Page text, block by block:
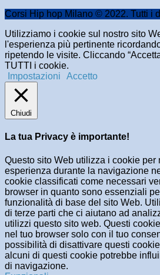
Corsi Hip hop Milano © 2022. Tutti i
Utilizziamo i cookie sul nostro sito
l'esperienza più pertinente
ripetendo le visite. Cliccando
TUTTI i cookie.
Impostazioni
Accetto
Chiudi
La tua Privacy è importante!
Questo sito Web utilizza i cookie per
esperienza durante la navigazione
cookie classificati come necessari
browser in quanto sono essenziali
funzionalità di base del sito Web.
di terze parti che ci aiutano ad
utilizzi questo sito web. Questi
nel tuo browser solo con il tuo
possibilità di disattivare questi
alcuni di questi cookie potrebbe
di navigazione.